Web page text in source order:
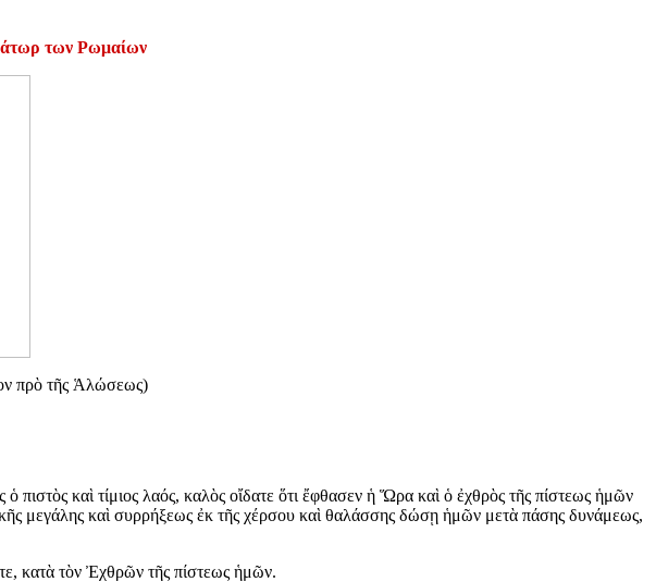
των Ρωμαίων
πρὸ τῆς Ἁλώσεως)
ὁ πιστὸς καὶ τίμιος λαός, καλὸς οἴδατε ὅτι ἔφθασεν ἡ Ὥρα καὶ ὁ ἐχθρὸς τῆς πίστεως ἡμῶν
μεγάλης καὶ συρρήξεως ἐκ τῆς χέρσου καὶ θαλάσσης δώσῃ ἡμῶν μετὰ πάσης δυνάμεως,
κατὰ τὸν Ἐχθρῶν τῆς πίστεως ἡμῶν.